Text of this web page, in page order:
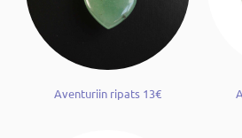
Aventuriin ripats 13€